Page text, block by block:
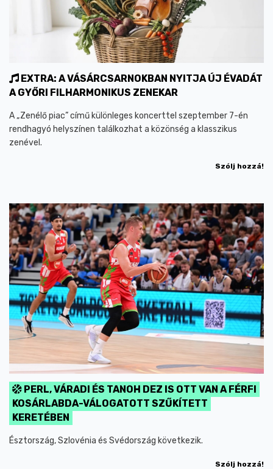
EXTRA: A VÁSÁRCSARNOKBAN NYITJA ÚJ ÉVADÁT
A GYŐRI FILHARMONIKUS ZENEKAR
A „Zenélő piac” című különleges koncerttel szeptember 7-én
rendhagyó helyszínen találkozhat a közönség a klasszikus
zenével.
Szólj hozzá!
PERL, VÁRADI ÉS TANOH DEZ IS OTT VAN A FÉRFI
KOSÁRLABDA-VÁLOGATOTT SZŰKÍTETT
KERETÉBEN
Észtország, Szlovénia és Svédország következik.
Szólj hozzá!